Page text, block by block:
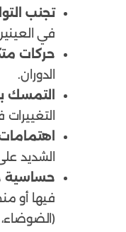
تجنب
في
حركات
الدوران.
التمسك
الشديد
حساسية
فيها أو